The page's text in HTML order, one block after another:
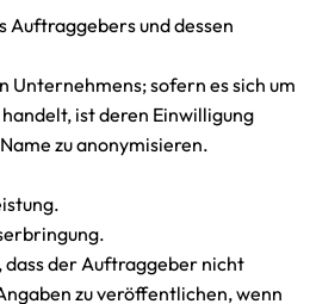
Auftraggebers und dessen
Unternehmens; sofern es sich um
ist deren Einwilligung
zu anonymisieren.
dass der Auftraggeber nicht
zu veröffentlichen, wenn